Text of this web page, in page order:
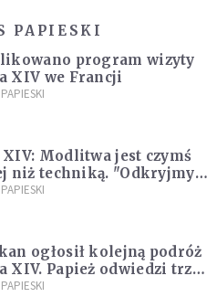
PAPIESKI
program wizyty
XIV we Francji
XIV: Modlitwa jest czymś
niż techniką. "Odkryjmy
ogłosił kolejną podróż
XIV. Papież odwiedzi trzy
Południowej